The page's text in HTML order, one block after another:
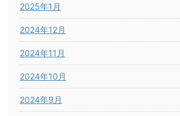
2025年1月
2024年12月
2024年11月
2024年10月
2024年9月